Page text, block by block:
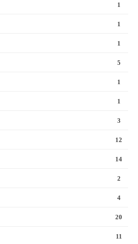
1
1
1
5
1
1
3
12
14
2
4
20
11